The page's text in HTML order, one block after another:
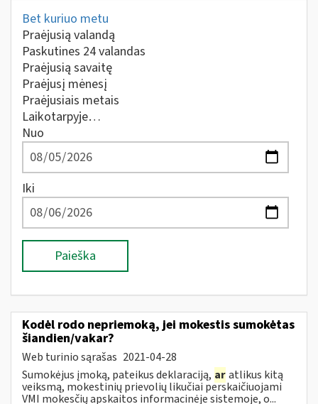
Bet kuriuo metu
Praėjusią valandą
Paskutines 24 valandas
Praėjusią savaitę
Praėjusį mėnesį
Praėjusiais metais
Laikotarpyje…
Nuo
Iki
Paieška
Kodėl rodo nepriemoką, jei mokestis sumokėtas
šiandien/vakar?
Web turinio sąrašas 2021-04-28
Sumokėjus įmoką, pateikus deklaraciją, aratlikus kitą
veiksmą, mokestinių prievolių likučiai perskaičiuojami
VMI mokesčių apskaitos informacinėje sistemoje, o...